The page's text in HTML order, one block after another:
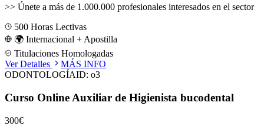
>> Únete a más de 1.000.000 profesionales interesados en el sector
500 Horas Lectivas
🌍 Internacional + Apostilla
Titulaciones Homologadas
Ver Detalles
MÁS INFO
ODONTOLOGÍAID: o3
Curso Online Auxiliar de Higienista bucodental
300€